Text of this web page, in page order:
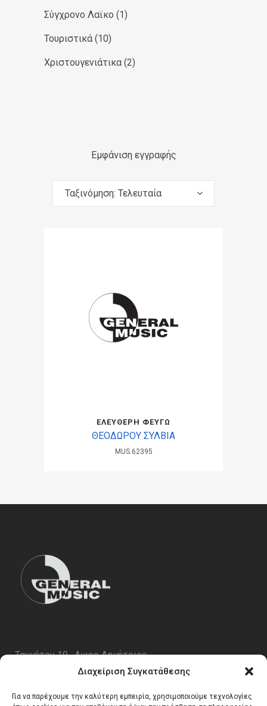
Διαχείριση Συγκατάθεσης
Για να παρέχουμε την καλύτερη εμπειρία, χρησιμοποιούμε τεχνολογίες
Σύγχρονο Λαϊκο (1)
Τουριστικά (10)
Χριστουγενιάτικα (2)
Εμφάνιση εγγραφής
Ταξινόμηση: Τελευταία
ΕΛΕΥΘΕΡΗ ΦΕΥΓΩ
ΘΕΟΔΩΡΟΥ ΣΥΛΒΙΑ
MUS.62395
Ταυγέτου 19 , Αγιος Δημήτριος
email:info@generalmusic.gr